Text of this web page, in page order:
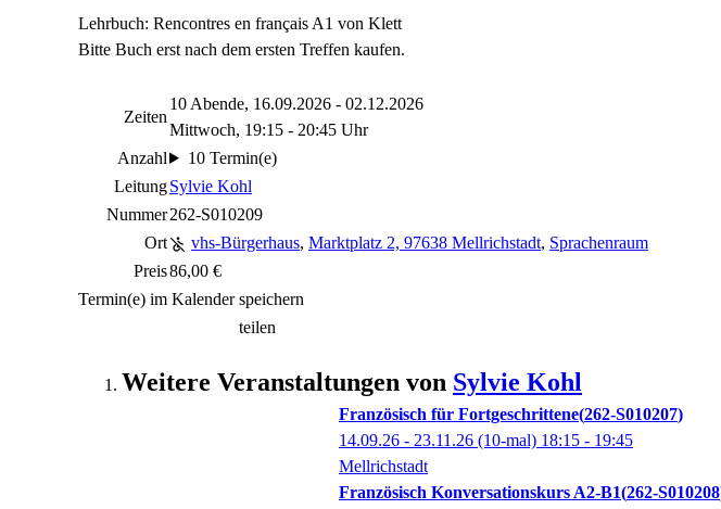
Lehrbuch: Rencontres en français A1 von Klett
Bitte Buch erst nach dem ersten Treffen kaufen.
Zeiten
10 Abende, 16.09.2026 - 02.12.2026
Mittwoch, 19:15 - 20:45 Uhr
Anzahl
10 Termin(e)
LeitungSylvie Kohl
Nummer262-S010209
Ort
vhs-Bürgerhaus, Marktplatz 2, 97638 Mellrichstadt, Sprachenraum
Preis86,00 €
Termin(e) im Kalender speichern
teilen
Weitere Veranstaltungen von Sylvie Kohl
Französisch für Fortgeschrittene 262-S010207
14.09.26 - 23.11.26 (10-mal) 18:15 - 19:45
Mellrichstadt
Französisch Konversationskurs A2-B1 262-S010208